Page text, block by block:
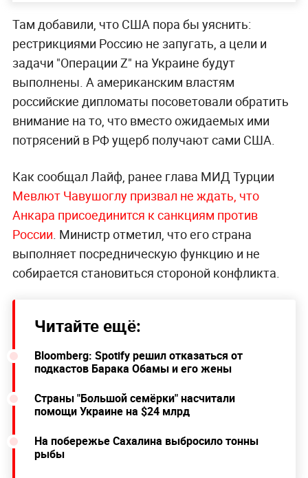
Там добавили, что США пора бы уяснить:
рестрикциями Россию не запугать, а цели и
задачи "Операции Z" на Украине будут
выполнены. А американским властям
российские дипломаты посоветовали обратить
внимание на то, что вместо ожидаемых ими
потрясений в РФ ущерб получают сами США.
Как сообщал Лайф, ранее глава МИД Турции
Мевлют Чавушоглу призвал не ждать, что
Анкара присоединится к санкциям против
России . Министр отметил, что его страна
выполняет посредническую функцию и не
собирается становиться стороной конфликта.
Читайте ещё:
Bloomberg: Spotify решил отказаться от
подкастов Барака Обамы и его жены
Страны "Большой семёрки" насчитали
помощи Украине на $24 млрд
На побережье Сахалина выбросило тонны
рыбы